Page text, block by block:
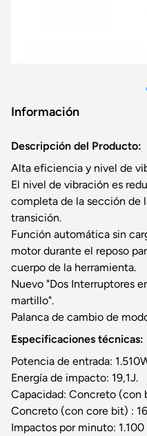
Información
Descripción del Producto:
Alta eficiencia y nivel de
El nivel de vibración es
completa de la sección de
transición.
Función automática sin
motor durante el reposo
cuerpo de la herramienta.
Nuevo "Dos Interruptores
martillo".
Palanca de cambio de
Especificaciones técnicas:
Potencia de entrada:
Energía de impacto: 19,1J.
Capacidad: Concreto (con
Concreto (con core bit) :
Impactos por minuto: